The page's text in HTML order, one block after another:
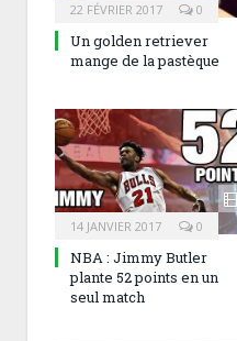
22 FÉVRIER 2017 0
Un golden retriever
mange de la pastèque
14 JANVIER 2017 0
NBA : Jimmy Butler
plante 52 points en un
seul match